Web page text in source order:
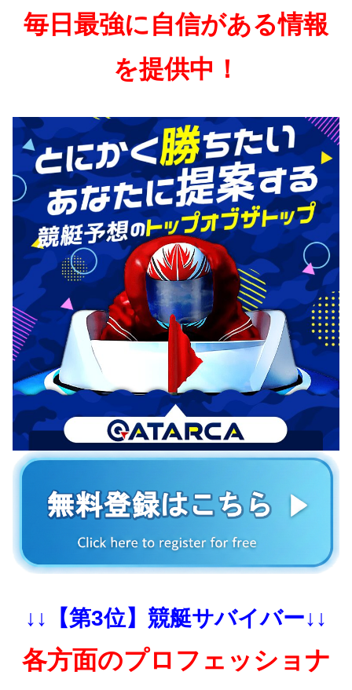
毎日最強に自信がある情報
を提供中！
↓↓【第3位】競艇サバイバー↓↓
各方面のプロフェッショナ